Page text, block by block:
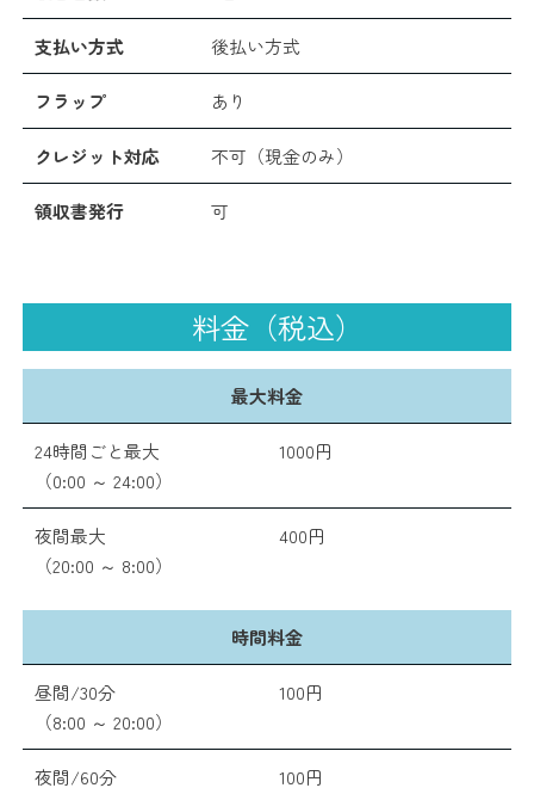
支払い方式 後払い方式
フラップ あり
クレジット対応 不可（現金のみ）
領収書発行 可
料金（税込）
最大料金
24時間ごと最大
（0:00 ～ 24:00）
1000円
夜間最大
（20:00 ～ 8:00）
400円
時間料金
昼間/30分
（8:00 ～ 20:00）
100円
夜間/60分 100円